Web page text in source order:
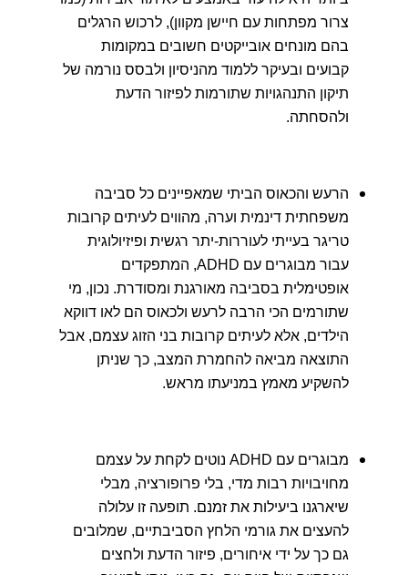
צרור מפתחות עם חיישן מקוון), לרכוש הרגלים
בהם מונחים אובייקטים חשובים במקומות
קבועים ובעיקר ללמוד מהניסיון ולבסס נורמה של
תיקון התנהגויות שתורמות לפיזור הדעת
ולהסחתה.
הרעש והכאוס הביתי שמאפיינים כל סביבה
משפחתית דינמית וערה, מהווים לעיתים קרובות
טריגר בעייתי לעוררות-יתר רגשית ופיזיולוגית
עבור מבוגרים עם ADHD, המתפקדים
אופטימלית בסביבה מאורגנת ומסודרת. נכון, מי
שתורמים הכי הרבה לרעש ולכאוס הם לאו דווקא
הילדים, אלא לעיתים קרובות בני הזוג עצמם, אבל
התוצאה מביאה להחמרת המצב, כך שניתן
להשקיע מאמץ במניעתו מראש.
מבוגרים עם ADHD נוטים לקחת על עצמם
מחויבויות רבות מדי, בלי פרופורציה, מבלי
שיארגנו ביעילות את זמנם. תופעה זו עלולה
להעצים את גורמי הלחץ הסביבתיים, שמלובים
גם כך על ידי איחורים, פיזור הדעת ולחצים